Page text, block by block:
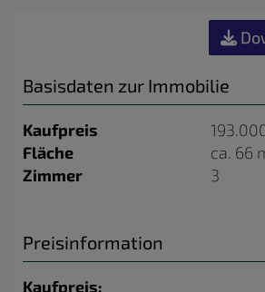
Basisdaten zur Immobilie
Kaufpreis
Fläche
ca. 66
Zimmer 3
Preisinformation
Kaufpreis: